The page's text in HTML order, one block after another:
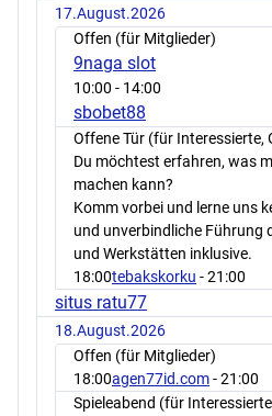
17.August.2026
Offen (für Mitglieder)
9naga slot
10:00 - 14:00
sbobet88
Offene Tür (für Interessierte,
Du möchtest erfahren, was
machen kann?
Komm vorbei und lerne uns
und unverbindliche Führung
und Werkstätten inklusive.
18:00tebakskorku - 21:00
situs ratu77
18.August.2026
Offen (für Mitglieder)
18:00agen77id.com- 21:00
Spieleabend (für